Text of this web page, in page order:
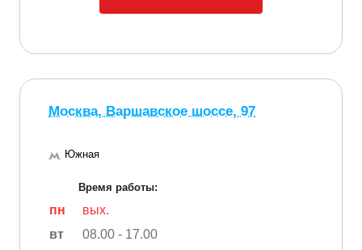
Москва, Варшавское шоссе, 97
Южная
Время работы:
пн
вых.
вт
08.00 - 17.00